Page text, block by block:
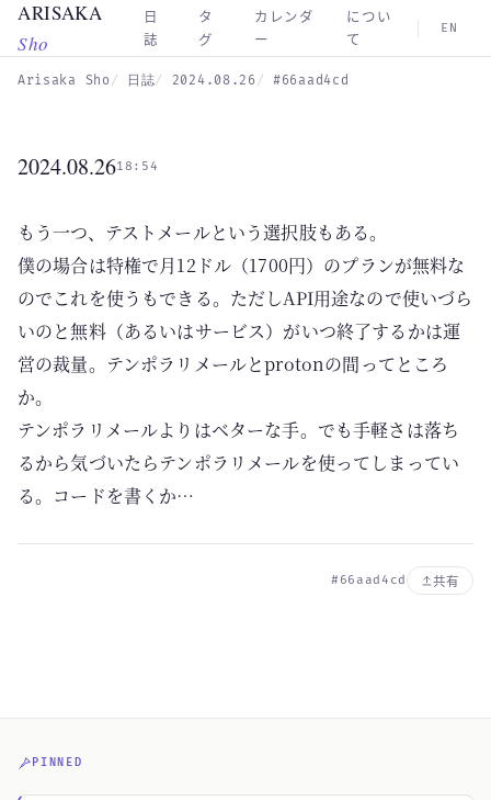
Skip to main content
ARISAKA
Sho
日
誌
タ
グ
カレンダ
ー
につい
て
EN
Arisaka Sho 日誌 2024.08.26 #66aad4cd
2024.08.2618:54
もう一つ、テストメールという選択肢もある。
僕の場合は特権で月12ドル（1700円）のプランが無料な
のでこれを使うもできる。ただしAPI用途なので使いづら
いのと無料（あるいはサービス）がいつ終了するかは運
営の裁量。テンポラリメールとprotonの間ってところ
か。
テンポラリメールよりはベターな手。でも手軽さは落ち
るから気づいたらテンポラリメールを使ってしまってい
る。コードを書くか…
#66aad4cd 共有
PINNED